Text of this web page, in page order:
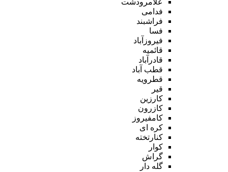
فدامی
فراشبند
فسا
فیروزآباد
قائمیه
قادرآباد
قطب آباد
قطرویه
قیر
کارزین
کازرون
کامفیروز
کره ای
کنارتخته
کوار
گراش
گله دار